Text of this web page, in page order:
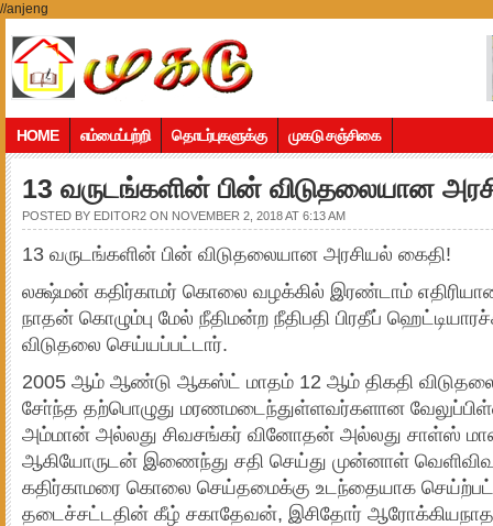
//anjeng
HOME எம்மைப்பற்றி தொடர்புகளுக்கு முகடு சஞ்சிகை
13 வரு­டங்­களின் பின் விடுதலையான
POSTED BY EDITOR2 ON NOVEMBER 2, 2018 AT 6:13 AM
13 வரு­டங்­களின் பின் விடுதலையான அரசியல் கைதி!
லக்ஷ்மன் கதிர்­காமர் கொலை வழக்கில் இரண்டாம்
நாதன் கொழும்பு மேல் நீதி­மன்ற நீதி­பதி பிரதீப்
விடு­தலை செய்­யப்­பட்டார்.
2005 ஆம் ஆண்டு ஆகஸ்ட் மாதம் 12 ஆம் திகதி
சோ்ந்த தற்­பொ­ழுது மர­ண­ம­டைந்­துள்­ள­வர்­க­ளான
அம்மான் அல்­லது சிவ­சங்கர் வினோதன் அல்­லது சாள்ஸ்
ஆ­கி­யோ­ருடன் இணைந்து சதி செய்து முன்னாள்
கதிர்­கா­மரை கொலை செய்­த­மைக்கு உடந்­தை­யாக
தடைச்­சட்­டதின் கீழ் சகா­தேவன், இசிதோர்